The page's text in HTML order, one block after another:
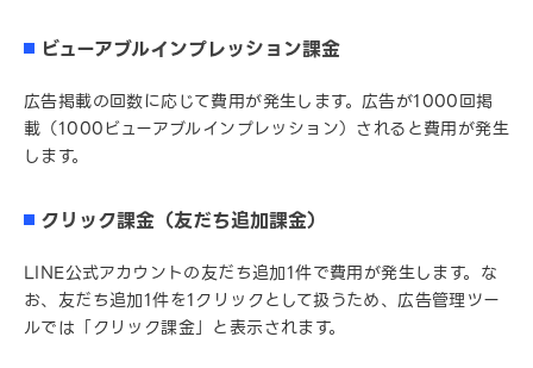
ビューアブルインプレッション課金
広告掲載の回数に応じて費用が発生します。広告が1000回掲
載（1000ビューアブルインプレッション）されると費用が発生
します。
クリック課金（友だち追加課金）
LINE公式アカウントの友だち追加1件で費用が発生します。な
お、友だち追加1件を1クリックとして扱うため、広告管理ツー
ルでは「クリック課金」と表示されます。